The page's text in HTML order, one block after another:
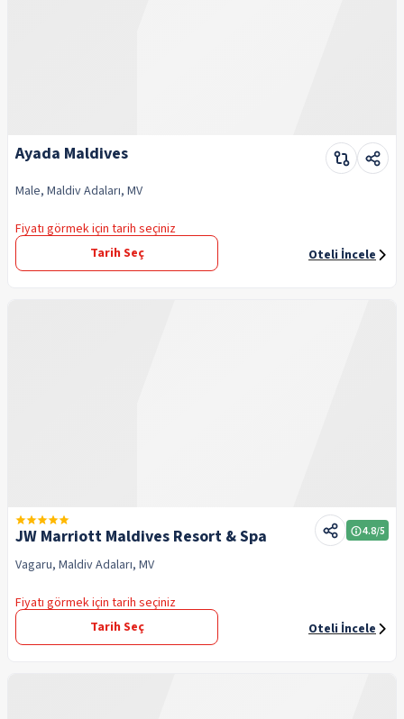
Ayada Maldives
Male, Maldiv Adaları, MV
Fiyatı görmek için tarih seçiniz
Tarih Seç
Oteli İncele
JW Marriott Maldives Resort & Spa 4.8/5
Vagaru, Maldiv Adaları, MV
Fiyatı görmek için tarih seçiniz
Tarih Seç
Oteli İncele